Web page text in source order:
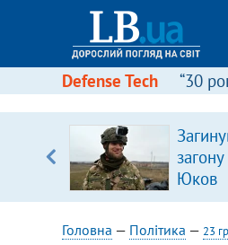
Defense Tech “30
Юков
Головна — Політика — 23